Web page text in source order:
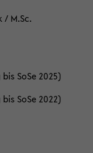
/ M.Sc.
SoSe 2025)
SoSe 2022)